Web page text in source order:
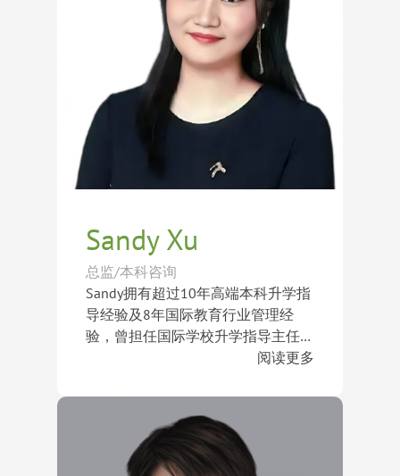
返回澳大利亚，在悉尼顶尖女子寄宿
学校 Pymble Ladies’ College 完成中
学教育，并以优异成绩获得新南威尔
士大学（University of New South
Wales）商科学士学位（金融与金融
经济双学位）。她深知中西方文化与
教育体系的不同，并乐于通过分享留
学经验，让家庭与学生能够更全面地
理解两者之间的差异。
学校，包括：Phillips Exeter
Academy, St. Paul’s School, Deerfield
Academy, Choate Rosemary Hall, The
Hotchkiss School, Groton School,
The Lawrenceville School, Milton
Academy, Middlesex School, The Taft
School, Peddie School, The Webb
Schools, Loomis Chaffee School,
Cheltenham Ladies’ College, Downe
Dulwich College, Oundle School,
Shrewsbury School, Badminton
School, Aiglon College, College
Alpin Beau Soleil 等。
Sandy Xu
总监/本科咨询
Sandy拥有超过10年高端本科升学指
导经验及8年国际教育行业管理经
验，曾担任国际学校升学指导主任，
深度参与学生学术规划、活动发展及
她毕业于美国圣约翰大学（St. John’s
并获得纽约大学（New York
University）项目管理硕士学位。凭
借扎实的数据分析背景及国际化教育
视野，徐老师善于从学生的个性特
Sandy曾参与纽约教育咨询机构项
目，并拥有华尔街风险分析工作经
验。她同时是《中国留学白皮书》撰
阅读更多